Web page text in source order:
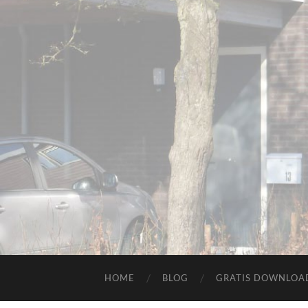
HOME BLOG GRATIS